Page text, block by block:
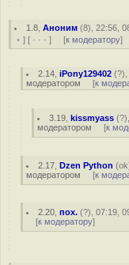
1.8 ,Аноним (8), 22:56,
﹢ ] [ · · · ] [к модератору]
2.14 ,iPony129402 (?),
модератором [к
3.19 ,kissmyass (?
модератором [к
2.17 ,Dzen Python (ok
модератором [к
2.20 ,пох. (?), 07:19,
[к модератору]